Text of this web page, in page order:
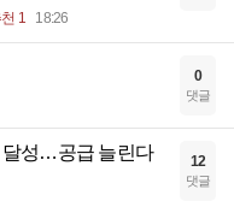
1 18:26
0
댓글
달성…공급 늘린다 12
댓글